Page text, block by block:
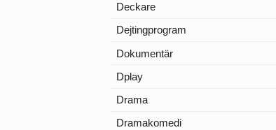
Deckare
Dejtingprogram
Dokumentär
Dplay
Drama
Dramakomedi